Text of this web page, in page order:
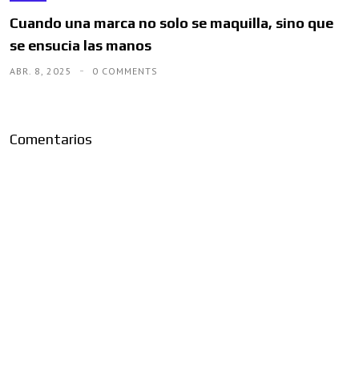
Cuando una marca no solo se maquilla, sino que
se ensucia las manos
ABR. 8, 2025 0 COMMENTS
Comentarios